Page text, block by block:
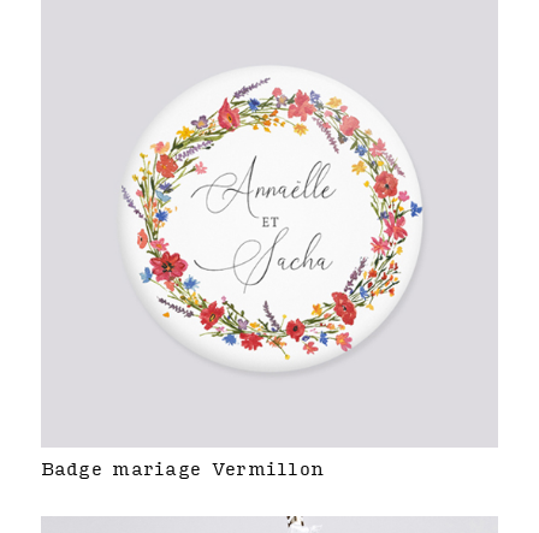
Badge mariage Vermillon